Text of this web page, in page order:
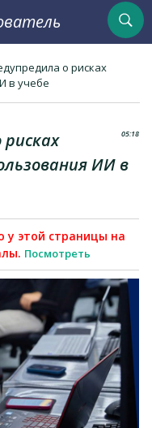
о рисках
в учебе
05:18
ИИ в
у этой страницы на
Посмотреть